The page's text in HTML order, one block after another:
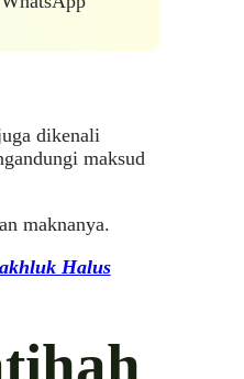
dikenali
maksud
maknanya.
Halus